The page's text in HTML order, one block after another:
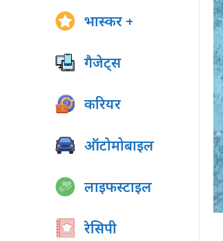
भास्कर +
गैजेट्स
करियर
ऑटोमोबाइल
लाइफस्टाइल
रेसिपी